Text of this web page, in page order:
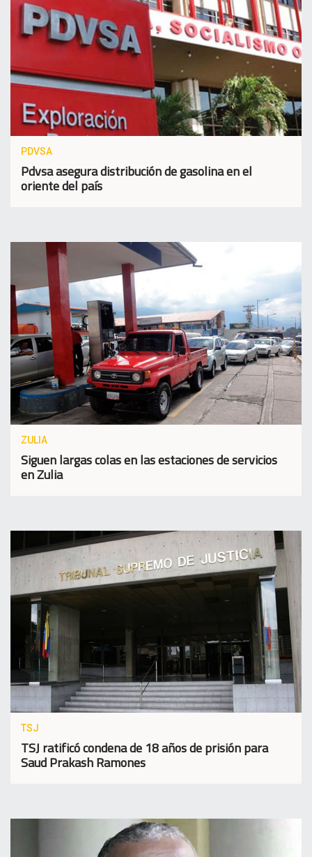
PDVSA
Pdvsa asegura distribución de gasolina en el
oriente del país
ZULIA
Siguen largas colas en las estaciones de servicios
en Zulia
TSJ
TSJ ratificó condena de 18 años de prisión para
Saud Prakash Ramones